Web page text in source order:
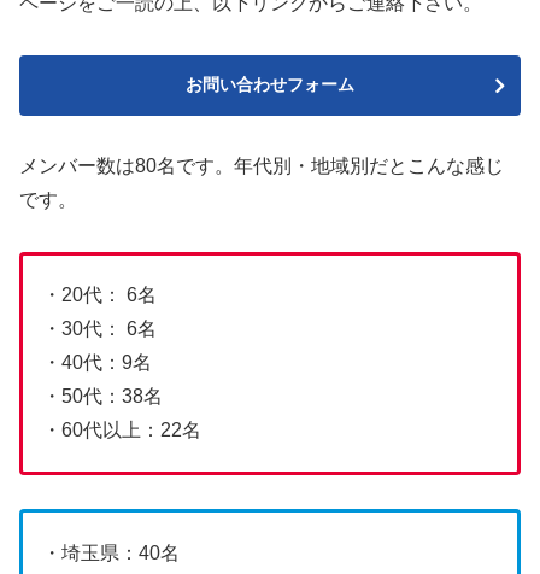
お問い合わせフォーム
メンバー数は80名です。年代別・地域別だとこんな感じ
です。
・20代： 6名
・30代： 6名
・40代：9名
・50代：38名
・60代以上：22名
・埼玉県：40名